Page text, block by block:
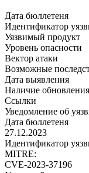
Дата бюллетеня
Идентификатор
Уязвимый продукт
Уровень опасности
Вектор атаки
Возможные
Дата выявления
Наличие обновления
Ссылки
Уведомление об
Дата бюллетеня
27.12.2023
Идентификатор
MITRE:
CVE-2023-37196